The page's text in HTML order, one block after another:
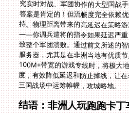
三国战场中运筹帷幄，攻城略地。
结语：非洲人玩跑跑卡